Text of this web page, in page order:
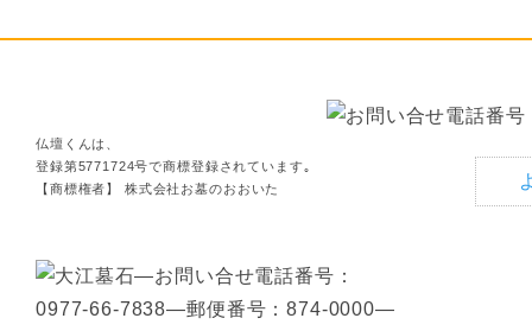
仏壇くんは、
登録第5771724号で商標登録されています｡
【商標権者】 株式会社お墓のおおいた